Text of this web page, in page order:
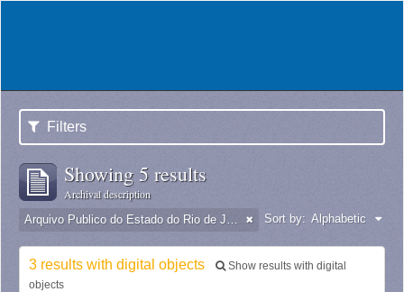
Filters
Showing 5 results
Archival description
Arquivo Publico do Estado do Rio de Janeiro - Sort by: Alphabetic
3 results with digital objects
Show results with digital
objects